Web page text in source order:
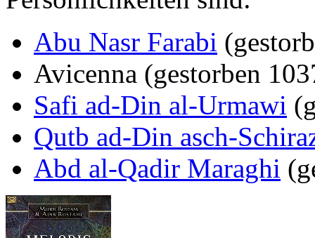
Abu Nasr Farabi
Avicenna (gestorben
Safi ad-Din al-Urmawi
Qutb ad-Din asch-
Abd al-Qadir Maraghi